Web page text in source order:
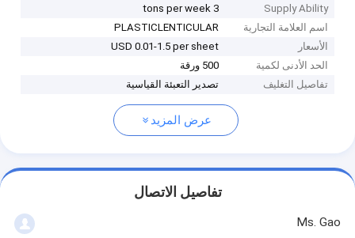
Supply Ability
3 tons per week
اسم العلامة التجارية
PLASTICLENTICULAR
الأسعار
USD 0.01-1.5 per sheet
الحد الأدنى لكمية
500 ورقة
تفاصيل التغليف
تصدير التعبئة القياسية
عرض المزيد
تفاصيل الاتصال
Ms. Gao